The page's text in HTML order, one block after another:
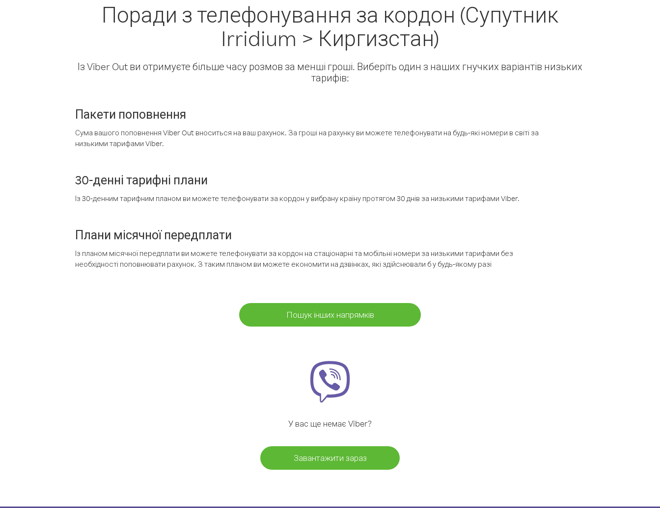
Поради з телефонування за кордон (Супутник
Irridium > Киргизстан)
Із Viber Out ви отримуєте більше часу розмов за менші гроші. Виберіть один з наших гнучких варіантів низьких
тарифів:
Пакети поповнення
Сума вашого поповнення Viber Out вноситься на ваш рахунок. За гроші на рахунку ви можете телефонувати на будь-які номери в світі за
низькими тарифами Viber.
30-денні тарифні плани
Із 30-денним тарифним планом ви можете телефонувати за кордон у вибрану країну протягом 30 днів за низькими тарифами Viber.
Плани місячної передплати
Із планом місячної передплати ви можете телефонувати за кордон на стаціонарні та мобільні номери за низькими тарифами без
необхідності поповнювати рахунок. З таким планом ви можете економити на дзвінках, які здійснювали б у будь-якому разі
Пошук інших напрямків
У вас ще немає Viber?
Завантажити зараз